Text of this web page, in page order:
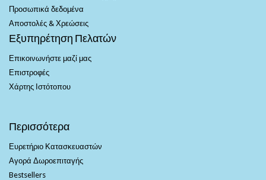
Προσωπικά δεδομένα
Αποστολές & Χρεώσεις
Εξυπηρέτηση Πελατών
Επικοινωνήστε μαζί μας
Επιστροφές
Χάρτης Ιστότοπου
Περισσότερα
Ευρετήριο Κατασκευαστών
Αγορά Δωροεπιταγής
Bestsellers